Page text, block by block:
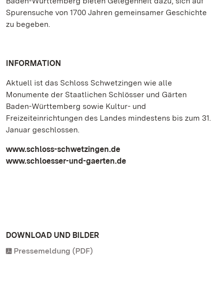
Spurensuche von 1700 Jahren gemeinsamer Geschichte
zu begeben.
INFORMATION
Aktuell ist das Schloss Schwetzingen wie alle
Monumente der Staatlichen Schlösser und Gärten
Baden-Württemberg sowie Kultur- und
Freizeiteinrichtungen des Landes mindestens bis zum 31.
Januar geschlossen.
www.schloss-schwetzingen.de
www.schloesser-und-gaerten.de
DOWNLOAD UND BILDER
Pressemeldung (PDF)